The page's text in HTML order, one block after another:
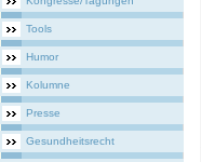
Tools
Humor
Kolumne
Presse
Gesundheitsrecht